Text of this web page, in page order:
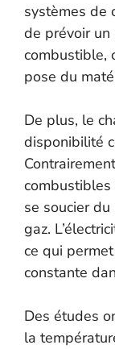
systèmes de
de prévoir
combustible,
pose du
De plus, le
disponibilité
combustibles
se soucier
gaz.
ce qui
constante
Des études
la